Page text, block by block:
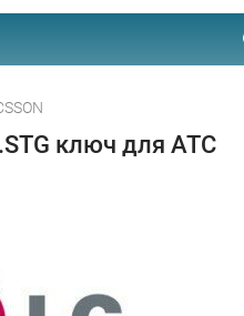
ключ для АТС